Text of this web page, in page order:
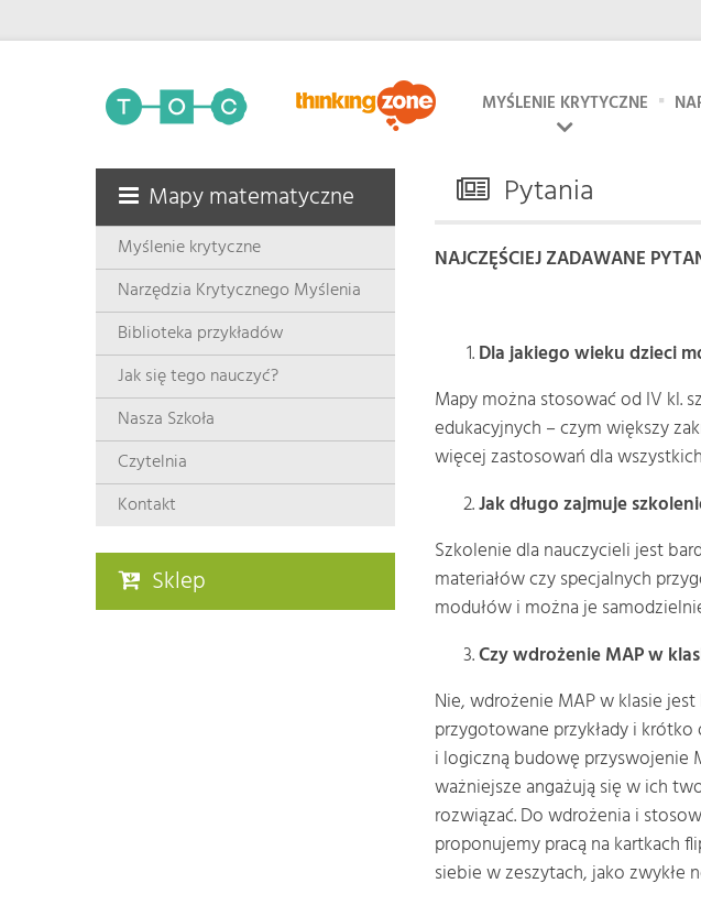
MYŚLENIE KRYTYCZNE
Mapy matematyczne
Myślenie krytyczne
Narzędzia Krytycznego Myślenia
Biblioteka przykładów
Jak się tego nauczyć?
Nasza Szkoła
Czytelnia
Kontakt
Sklep
Pytania
NAJCZĘŚCIEJ ZADAWANE
Dla jakiego wieku dzieci
Mapy można stosować od IV kl.
edukacyjnych – czym większy
więcej zastosowań dla
Jak długo zajmuje
Szkolenie dla nauczycieli jest
materiałów czy specjalnych
modułów i można je
Czy wdrożenie MAP w
Nie, wdrożenie MAP w klasie
przygotowane przykłady i
i logiczną budowę przyswojenie
ważniejsze angażują się w ich
rozwiązać. Do wdrożenia i
proponujemy pracą na kartkach
siebie w zeszytach, jako zwykłe